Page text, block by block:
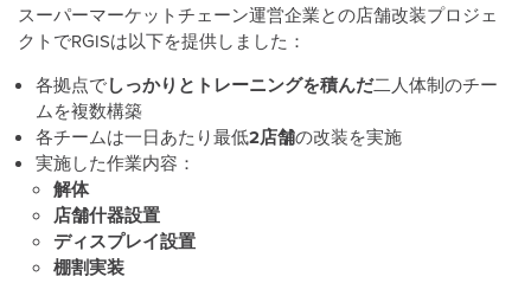
スーパーマーケットチェーン運営企業との店舗改装プロジェ
クトでRGISは以下を提供しました：
各拠点でしっかりとトレーニングを積んだ二人体制のチー
ムを複数構築
各チームは一日あたり最低2店舗の改装を実施
実施した作業内容：
解体
店舗什器設置
ディスプレイ設置
棚割実装